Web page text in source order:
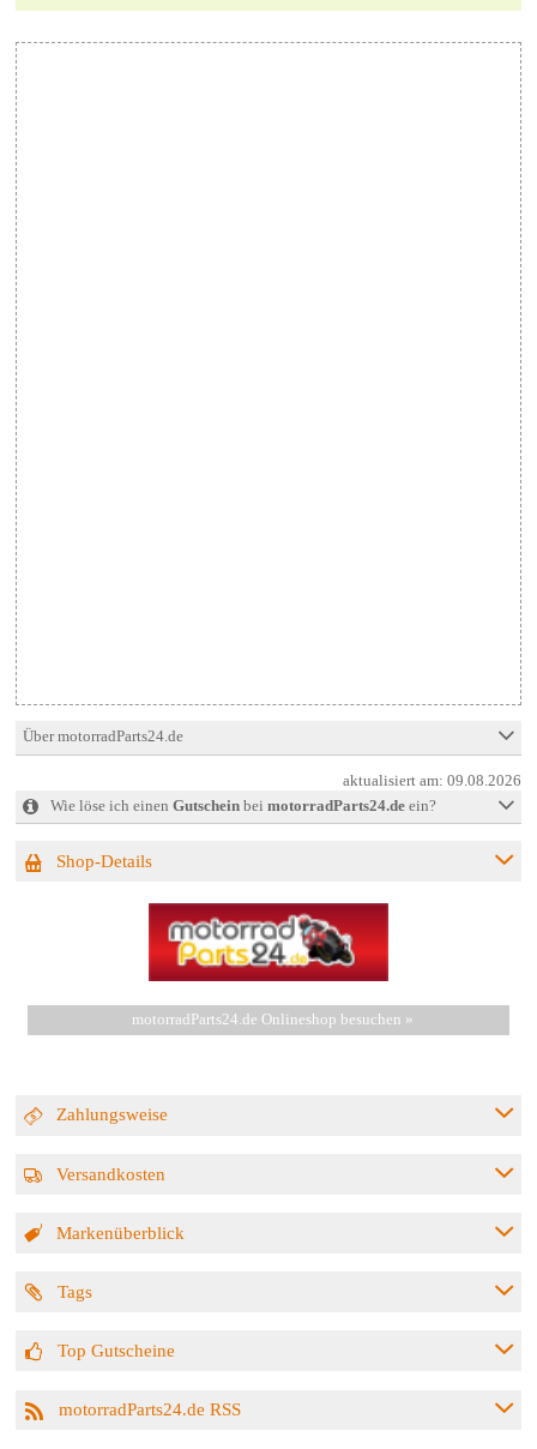
Über motorradParts24.de
aktualisiert am:09.08.2026
Wie löse ich einen Gutscheinbei motorradParts24.deein?
Shop-Details
motorradParts24.de Onlineshop besuchen »
Zahlungsweise
Versandkosten
Markenüberblick
Tags
Top Gutscheine
motorradParts24.de RSS